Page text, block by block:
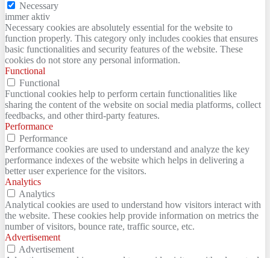
Necessary
immer aktiv
Necessary cookies are absolutely essential for the website to
function properly. This category only includes cookies that ensures
basic functionalities and security features of the website. These
cookies do not store any personal information.
Functional
Functional
Functional cookies help to perform certain functionalities like
sharing the content of the website on social media platforms, collect
feedbacks, and other third-party features.
Performance
Performance
Performance cookies are used to understand and analyze the key
performance indexes of the website which helps in delivering a
better user experience for the visitors.
Analytics
Analytics
Analytical cookies are used to understand how visitors interact with
the website. These cookies help provide information on metrics the
number of visitors, bounce rate, traffic source, etc.
Advertisement
Advertisement